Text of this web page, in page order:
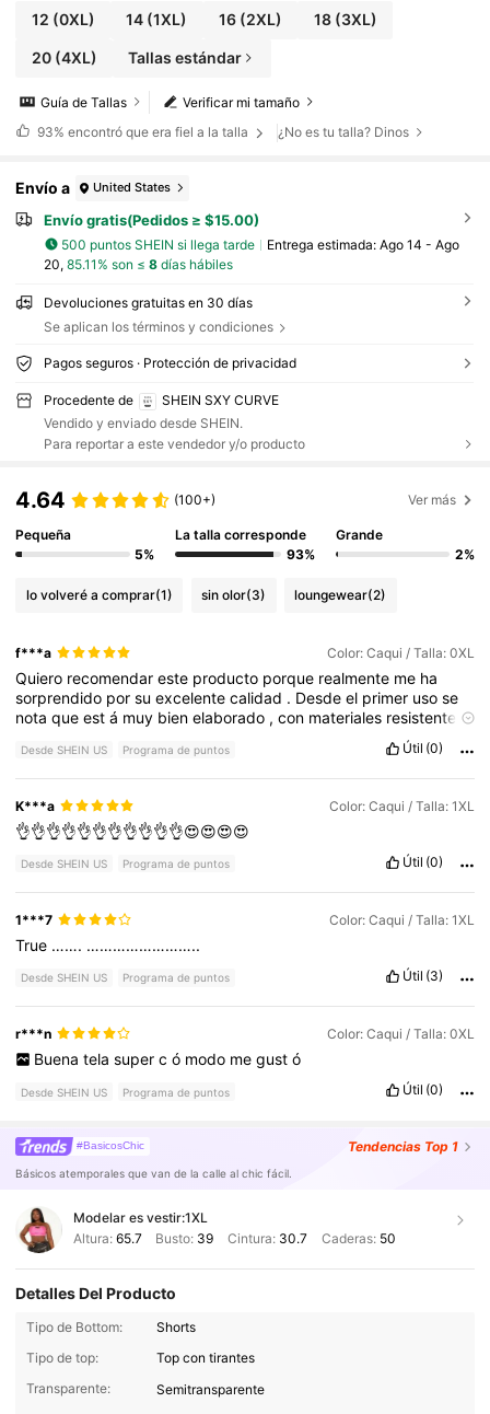
12 (0XL) 14 (1XL) 16(2XL) 18(3XL)
20(4XL) Tallas estándar
Verificar mi tamaño
Guía de Tallas
93% encontró que era fiel a la talla ¿No es tu talla? Dinos
Envío a United States
Envío gratis(Pedidos ≥ $15.00)
500 puntos SHEIN si llega tarde Entrega estimada: Ago 14 - Ago
20, 85.11% son ≤ 8días hábiles
Devoluciones gratuitas en 30 días
Se aplican los términos y condiciones
Pagos seguros · Protección de privacidad
Procedente de
SHEIN SXY CURVE
Vendido y enviado desde SHEIN.
Para reportar a este vendedor y/o producto
4.64 (100+) Ver más
Pequeña
5%
La talla corresponde
93%
Grande
2%
lo volveré a comprar(1) sin olor(3) loungewear(2)
f***a Color: Caqui / Talla: 0XL
Quiero recomendareste producto porque realmente me ha
sorprendido porsuexcelentecalidad . Desdeel primer usose
notaqueestá muy bienelaborado ,con materiales resistentes
perfectamente
conloqueprometeyofrecemuy resultados. Es una
opciónconfiableparaquienesbuscandurabilidad,buen
rendimiento
y una
Sin
duda, esun adquiriryque
recomendaríaafamiliaresyamigos
muy
positiva yconsidero otrasopciones
mercado
Desde SHEIN US Programa de puntos Útil (0)
K***a Color: Caqui / Talla: 1XL
👌👌👌👌👌👌👌👌👌👌👌😍😍😍😍
Desde SHEIN US Programa de puntos Útil (0)
1***7 Color: Caqui / Talla: 1XL
True ……. ……………………..
Desde SHEIN US Programa de puntos Útil (3)
r***n Color: Caqui / Talla: 0XL
Buena tela super c ó modo me gust ó
Desde SHEIN US Programa de puntos Útil (0)
#BasicosChic Tendencias Top 1
Básicos atemporales que van de la calle al chic fácil.
Modelar es vestir:1XL
Altura: 65.7 Busto: 39 Cintura: 30.7 Caderas: 50
Detalles Del Producto
Tipo de Bottom:
Shorts
Tipo de top:
Top con tirantes
Transparente:
Semitransparente